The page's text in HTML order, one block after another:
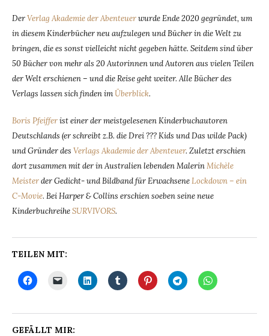
DerVerlag Akademie der Abenteuerwurde Ende 2020 gegründet, um
in diesem Kinderbücher neu aufzulegen und Bücher in die Welt zu
bringen, die es sonst vielleicht nicht gegeben hätte. Seitdem sind über
50 Bücher von mehr als 20 Autorinnen und Autoren aus vielen Teilen
der Welt erschienen – und die Reise geht weiter. Alle Bücher des
Verlags lassen sich finden imÜberblick.
Boris Pfeifferist einer der meistgelesenen Kinderbuchautoren
Deutschlands (er schreibt z.B. die Drei ??? Kids und Das wilde Pack)
und Gründer des Verlags Akademie der Abenteuer. Zuletzt erschien
dort zusammen mit der in Australien lebenden MalerinMichèle
Meisterder Gedicht- und Bildband für ErwachseneLockdown – ein
C-Movie. Bei Harper & Collins erschien soeben seine neue
KinderbuchreiheSURVIVORS.
TEILEN MIT:
GEFÄLLT MIR: